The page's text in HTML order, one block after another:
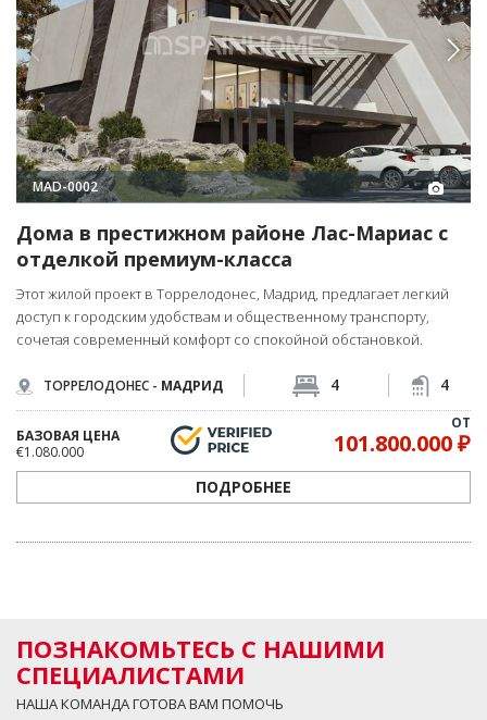
MAD-0002
Дома в престижном районе Лас-Мариас с
отделкой премиум-класса
Этот жилой проект в Торрелодонес, Мадрид, предлагает легкий
доступ к городским удобствам и общественному транспорту,
сочетая современный комфорт со спокойной обстановкой.
ТОРРЕЛОДОНЕС - МАДРИД 4 4
БАЗОВАЯ ЦЕНА
€1.080.000
ОТ
101.800.000 ₽
ПОДРОБНЕЕ
ПОЗНАКОМЬТЕСЬ С НАШИМИ
СПЕЦИАЛИСТАМИ
НАША КОМАНДА ГОТОВА ВАМ ПОМОЧЬ